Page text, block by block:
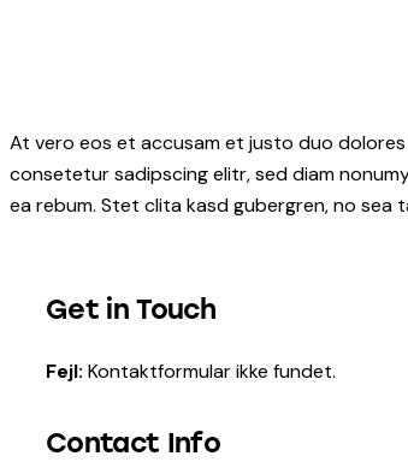
At vero eos et accusam et justo duo
consetetur sadipscing elitr, sed diam
ea rebum. Stet clita kasd gubergren, no
Get in Touch
Fejl: Kontaktformular ikke fundet.
Contact Info